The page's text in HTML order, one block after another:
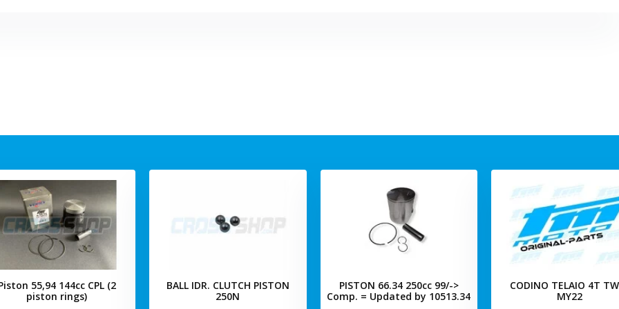
55,94 144cc CPL (2
piston rings)
BALL IDR. CLUTCH PISTON
250N
PISTON 66.34 250cc 99/->
Comp. = Updated by 10513.34
CODINO TELAIO 4T
MY22